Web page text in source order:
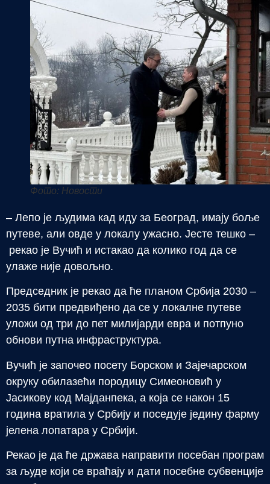
Фото: Новости
– Лепо је људима кад иду за Београд, имају боље
путеве, али овде у локалу ужасно. Јесте тешко –
рекао је Вучић и истакао да колико год да се
улаже није довољно.
Председник је рекао да ће планом Србија 2030 –
2035 бити предвиђено да се у локалне путеве
уложи од три до пет милијарди евра и потпуно
обнови путна инфраструктура.
Вучић је започео посету Борском и Зајечарском
окруку обилазећи породицу Симеоновић у
Јасикову код Мајданпека, а која се након 15
година вратила у Србију и поседује једину фарму
јелена лопатара у Србији.
Рекао је да ће држава направити посебан програм
за људе који се враћају и дати посебне субвенције